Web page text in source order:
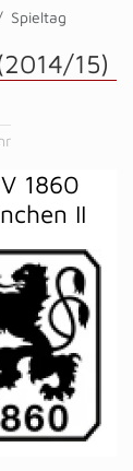
Spieltag
15)
1860
II